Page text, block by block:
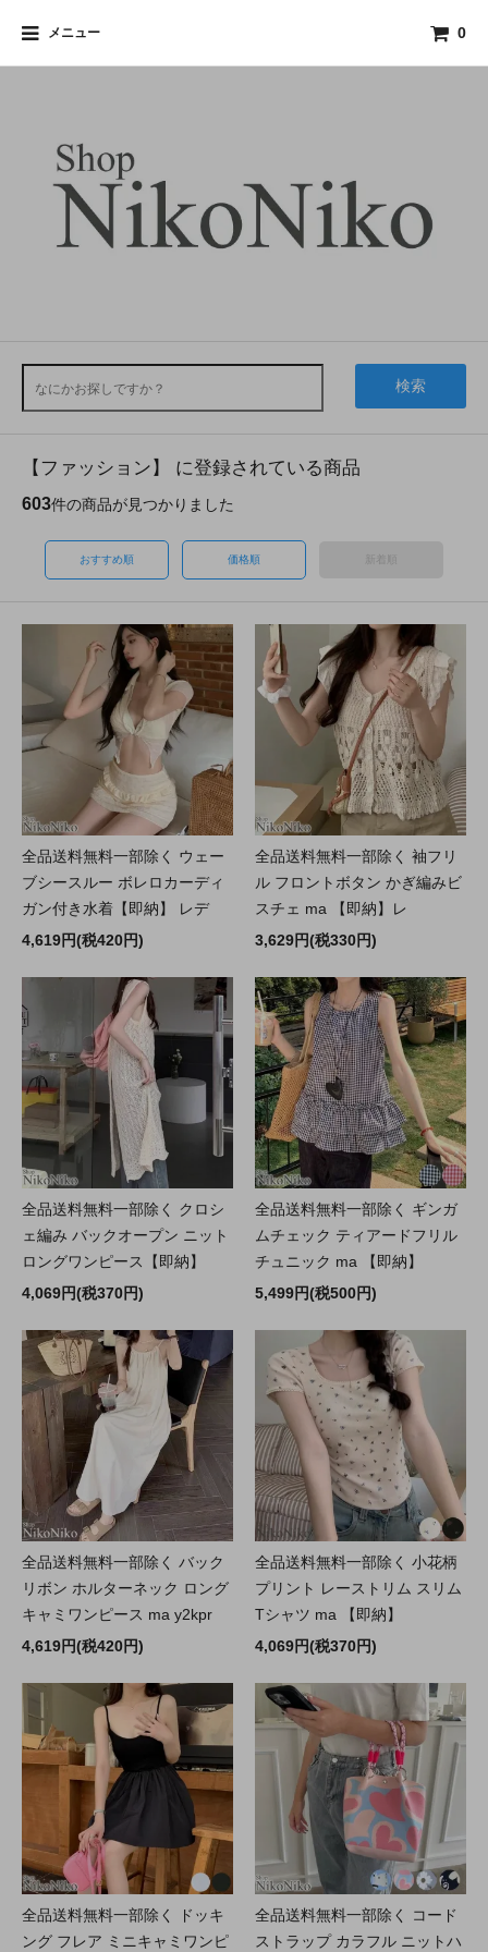
メニュー 0
検索
【ファッション】 に登録されている商品
603件の商品が見つかりました
おすすめ順 価格順
全品送料無料一部除く ウェー
ブシースルー ボレロカーディ
ガン付き水着【即納】 レデ
4,619円(税420円)
全品送料無料一部除く 袖フリ
ル フロントボタン かぎ編みビ
スチェ ma 【即納】レ
3,629円(税330円)
全品送料無料一部除く クロシ
ェ編み バックオープン ニット
ロングワンピース【即納】
4,069円(税370円)
全品送料無料一部除く ギンガ
ムチェック ティアードフリル
チュニック ma 【即納】
5,499円(税500円)
全品送料無料一部除く バック
リボン ホルターネック ロング
キャミワンピース ma y2kpr
4,619円(税420円)
全品送料無料一部除く 小花柄
プリント レーストリム スリム
Tシャツ ma 【即納】
4,069円(税370円)
全品送料無料一部除く ドッキ
ング フレア ミニキャミワンピ
全品送料無料一部除く コード
ストラップ カラフル ニットハ